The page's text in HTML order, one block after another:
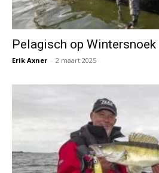
Pelagisch op Wintersnoek
Erik Axner - 2 maart 2025